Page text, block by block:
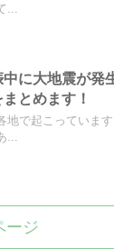
...
中に大地震が
とめます！
地で起こっていま
...
ージ